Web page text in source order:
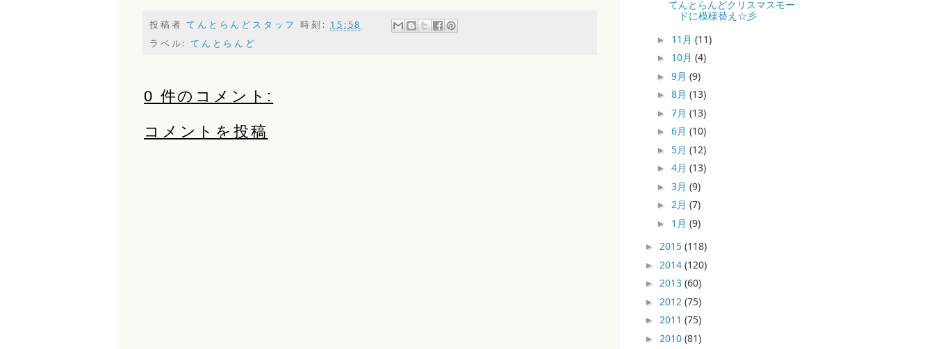
投稿者てんとらんどスタッフ 時刻: 15:58
ラベル: てんとらんど
0 件のコメント:
コメントを投稿
てんとらんどクリスマスモー
ドに模様替え☆彡
► 11月 (11)
► 10月 (4)
► 9月 (9)
► 8月 (13)
► 7月 (13)
► 6月 (10)
► 5月 (12)
► 4月 (13)
► 3月 (9)
► 2月 (7)
► 1月 (9)
► 2015 (118)
► 2014 (120)
► 2013 (60)
► 2012 (75)
► 2011 (75)
► 2010 (81)